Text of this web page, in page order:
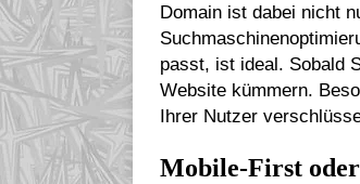
Domain ist dabei nicht
passt, ist ideal. Sobald
Website kümmern.
Ihrer Nutzer
Mobile-First